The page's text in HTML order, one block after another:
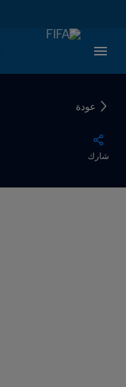
عودة
شارك